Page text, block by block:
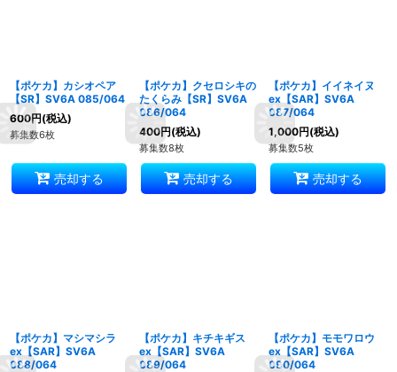
【ポケカ】カシオペア
【SR】SV6A 085/064
600円(税込)
募集数6枚
売却する
【ポケカ】クセロシキの
たくらみ【SR】SV6A
086/064
400円(税込)
募集数8枚
売却する
【ポケカ】イイネイヌ
ex【SAR】SV6A
087/064
1,000円(税込)
募集数5枚
売却する
【ポケカ】マシマシラ
ex【SAR】SV6A
088/064
【ポケカ】キチキギス
ex【SAR】SV6A
089/064
【ポケカ】モモワロウ
ex【SAR】SV6A
090/064